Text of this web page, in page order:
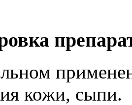
кожи, сыпи.